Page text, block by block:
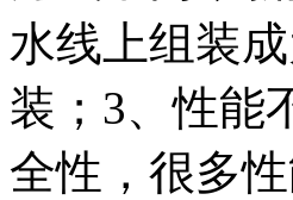
水线上组装
装；3、性能
全性，很多